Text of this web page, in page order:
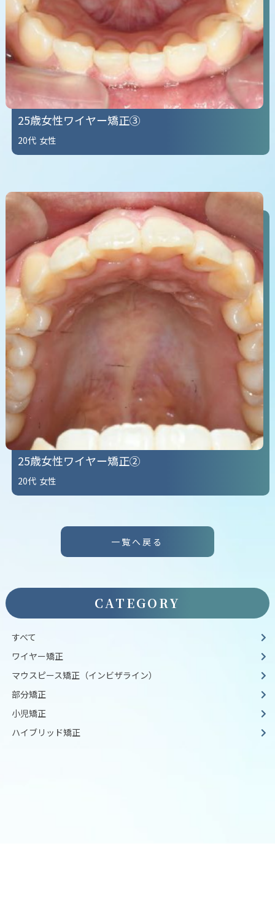
25歳女性ワイヤー矯正③
20代 女性
25歳女性ワイヤー矯正②
20代 女性
一覧へ戻る
CATEGORY
すべて
ワイヤー矯正
マウスピース矯正（インビザライン）
部分矯正
小児矯正
ハイブリッド矯正